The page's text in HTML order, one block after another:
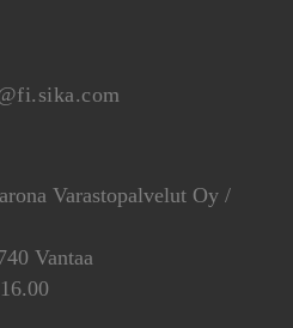
Varastopalvelut Oy /
Vantaa